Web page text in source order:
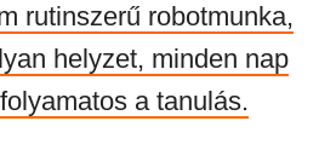
rutinszerű robotmunka,
helyzet, minden nap
a tanulás.